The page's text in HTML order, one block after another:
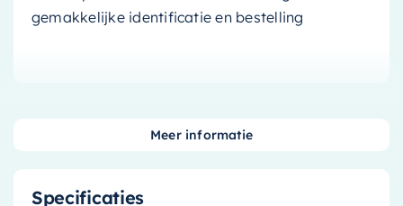
gemakkelijke identificatie en bestelling
Transformeer uw badkamer
wastafelblad
Specificaties
Meer informatie